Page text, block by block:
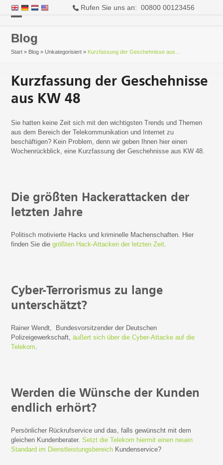
Rufen Sie uns an: 00800 00123456
mobile
mobile
Blog
Start » Blog »Unkategorisiert » Kurzfassung der Geschehnisse aus…
Kurzfassung der Geschehnisse
aus KW 48
Sie hatten keine Zeit sich mit den wichtigsten Trends und Themen
aus dem Bereich der Telekommunikation und Internet zu
beschäftigen? Kein Problem, denn wir geben Ihnen hier einen
Wochenrückblick, eine Kurzfassung der Geschehnisse aus KW 48.
Die größten Hackerattacken der
letzten Jahre
Politisch motivierte Hacks und kriminelle Machenschaften. Hier
finden Sie diegrößten Hack-Attacken der letzten Zeit.
Cyber-Terrorismus zu lange
unterschätzt?
Rainer Wendt, Bundesvorsitzender der Deutschen
Polizeigewerkschaft, äußert sich über die Cyber-Attacke auf die
Telekom.
Werden die Wünsche der Kunden
endlich erhört?
Persönlicher Rückrufservice und das, falls gewünscht mit dem
gleichen Kundenberater.Setzt die Telekom hiermit einen neuen
Standard im Dienstleistungsbereich Kundenservice?